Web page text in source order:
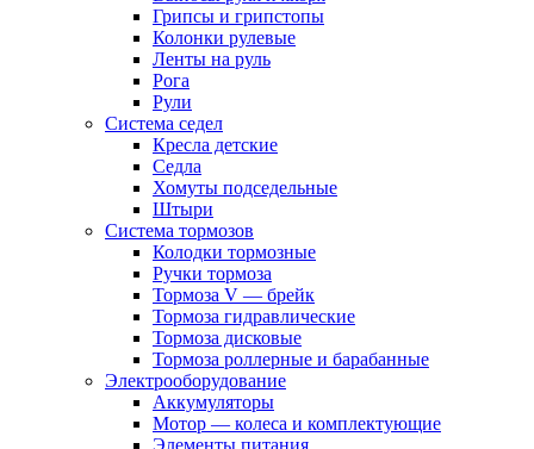
Грипсы и грипстопы
Колонки рулевые
Ленты на руль
Рога
Рули
Система седел
Кресла детские
Седла
Хомуты подседельные
Штыри
Система тормозов
Колодки тормозные
Ручки тормоза
Тормоза V — брейк
Тормоза гидравлические
Тормоза дисковые
Тормоза роллерные и барабанные
Электрооборудование
Аккумуляторы
Мотор — колеса и комплектующие
Элементы питания